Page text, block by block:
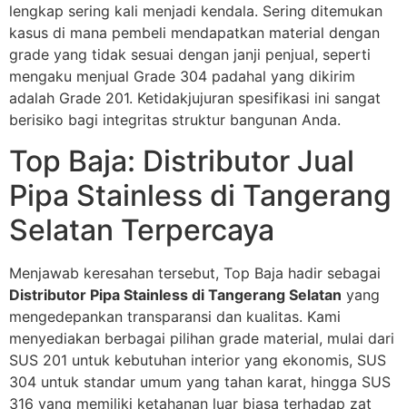
lengkap sering kali menjadi kendala. Sering ditemukan
kasus di mana pembeli mendapatkan material dengan
grade yang tidak sesuai dengan janji penjual, seperti
mengaku menjual Grade 304 padahal yang dikirim
adalah Grade 201. Ketidakjujuran spesifikasi ini sangat
berisiko bagi integritas struktur bangunan Anda.
Top Baja: Distributor Jual
Pipa Stainless di Tangerang
Selatan Terpercaya
Menjawab keresahan tersebut, Top Baja hadir sebagai
Distributor Pipa Stainless di Tangerang Selatan yang
mengedepankan transparansi dan kualitas. Kami
menyediakan berbagai pilihan grade material, mulai dari
SUS 201 untuk kebutuhan interior yang ekonomis, SUS
304 untuk standar umum yang tahan karat, hingga SUS
316 yang memiliki ketahanan luar biasa terhadap zat